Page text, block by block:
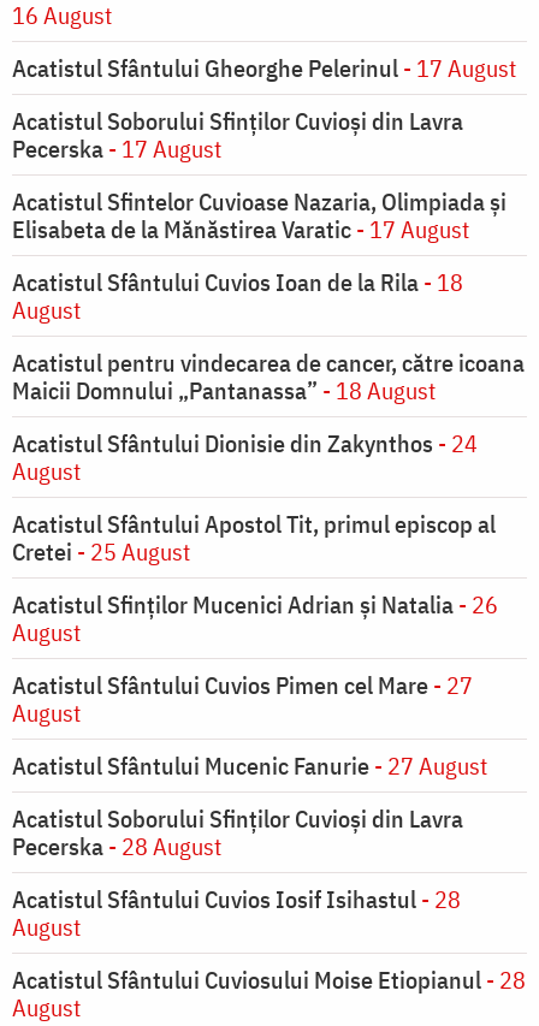
16 August
Acatistul Sfântului Gheorghe Pelerinul- 17 August
Acatistul Soborului Sfinților Cuvioși din Lavra
Pecerska- 17 August
Acatistul Sfintelor Cuvioase Nazaria, Olimpiada și
Elisabeta de la Mănăstirea Varatic- 17 August
Acatistul Sfântului Cuvios Ioan de la Rila- 18
August
Acatistul pentru vindecarea de cancer, către icoana
Maicii Domnului „Pantanassa” - 18 August
Acatistul Sfântului Dionisie din Zakynthos - 24
August
Acatistul Sfântului Apostol Tit, primul episcop al
Cretei - 25 August
Acatistul Sfinților Mucenici Adrian și Natalia- 26
August
Acatistul Sfântului Cuvios Pimen cel Mare- 27
August
Acatistul Sfântului Mucenic Fanurie- 27 August
Acatistul Soborului Sfinților Cuvioși din Lavra
Pecerska- 28 August
Acatistul Sfântului Cuvios Iosif Isihastul- 28
August
Acatistul Sfântului Cuviosului Moise Etiopianul- 28
August